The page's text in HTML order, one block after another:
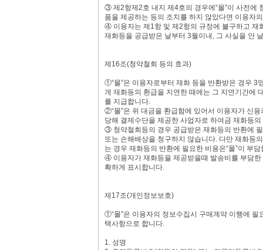
③ 제2항제2호 내지 제4호의 경우에“몰”이 사전에
품을 제공하는 등의 조치를 하지 않았다면 이용자
④ 이용자는 제1항 및 제2항의 규정에 불구하고 재
재화등을 공급받은 날부터 3월이내, 그 사실을 안
제16조(청약철회 등의 효과)
①“몰”은 이용자로부터 재화 등을 반환받은 경우 3
게 재화등의 환급을 지연한 때에는 그 지연기간에
를 지급합니다.
②“몰”은 위 대금을 환급함에 있어서 이용자가 신
당해 결제수단을 제공한 사업자로 하여금 재화등
③ 청약철회등의 경우 공급받은 재화등의 반환에
또는 손해배상을 청구하지 않습니다. 다만 재화등
는 경우 재화등의 반환에 필요한 비용은“몰”이 부담
④ 이용자가 재화등을 제공받을때 발송비를 부담한
확하게 표시합니다.
제17조(개인정보보호)
①“몰”은 이용자의 정보수집시 구매계약 이행에
택사항으로 합니다.
1. 성명